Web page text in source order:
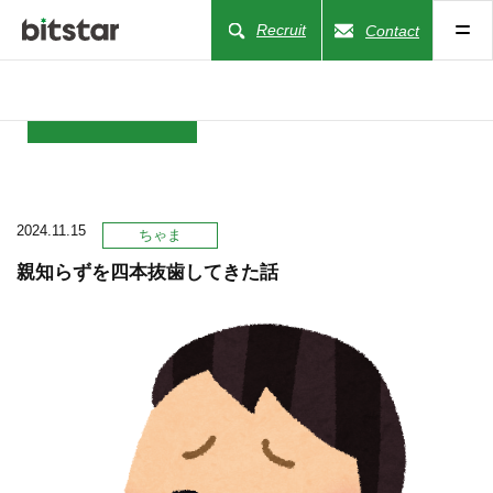
Recruit Contact
COMPANY
WORKS
ACTION
2024.11.15 ちゃま
親知らずを四本抜歯してきた話